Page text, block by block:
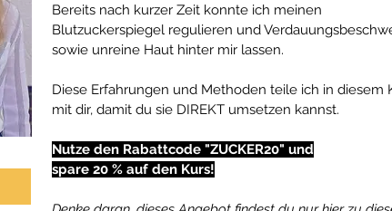
Bereits nach kurzer Zeit konnte ich meinen
Blutzuckerspiegel regulieren und
sowie unreine Haut hinter mir lassen.
Diese Erfahrungen und Methoden teile ich in diesem
mit dir, damit du sie DIREKT umsetzen kannst.
Nutze den Rabattcode "ZUCKER20" und
spare 20 % auf den Kurs!